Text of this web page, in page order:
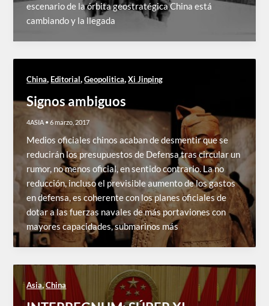
escenario de la órbita geostratégica China está
cambiando y la llegada
China, Editorial,Geopolitica,Xi Jinping
Signos ambiguos
4ASIA •6 marzo, 2017
Medios oficiales chinos acaban de desmentir que se
reducirán los presupuestos de Defensa tras circular un
rumor, no menos oficial, en sentido contrario. La no
reducción, incluso el previsible aumento de los gastos
en defensa, es coherente con los planes oficiales de
dotar a las fuerzas navales de más portaviones con
mayores capacidades, submarinos más
Asia,China